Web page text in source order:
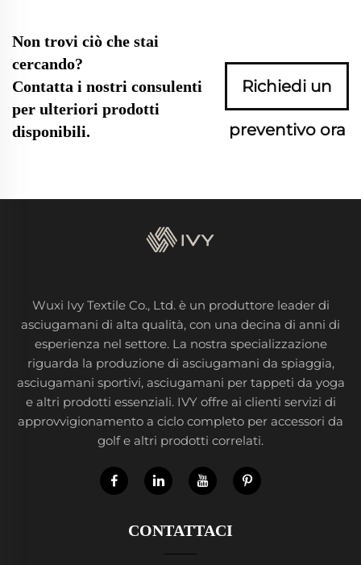
Non trovi ciò che stai
cercando?
Contatta i nostri consulenti
per ulteriori prodotti
disponibili.
Richiedi un
preventivo ora
Wuxi Ivy Textile Co., Ltd. è un produttore leader di
asciugamani di alta qualità, con una decina di anni di
esperienza nel settore. La nostra specializzazione
riguarda la produzione di asciugamani da spiaggia,
asciugamani sportivi, asciugamani per tappeti da yoga
e altri prodotti essenziali. IVY offre ai clienti servizi di
approvvigionamento a ciclo completo per accessori da
golf e altri prodotti correlati.
CONTATTACI